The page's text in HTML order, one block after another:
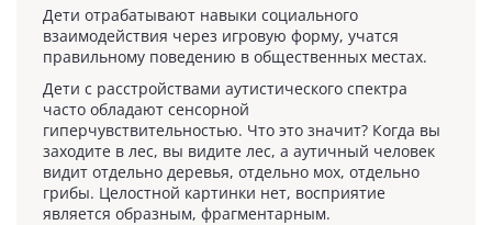
Дети отрабатывают навыки социального
взаимодействия через игровую форму, учатся
правильному поведению в общественных местах.
Дети с расстройствами аутистического спектра
часто обладают сенсорной
гиперчувствительностью. Что это значит? Когда вы
заходите в лес, вы видите лес, а аутичный человек
видит отдельно деревья, отдельно мох, отдельно
грибы. Целостной картинки нет, восприятие
является образным, фрагментарным.